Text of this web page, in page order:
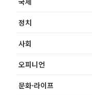
정치
사회
오피니언
문화·라이프